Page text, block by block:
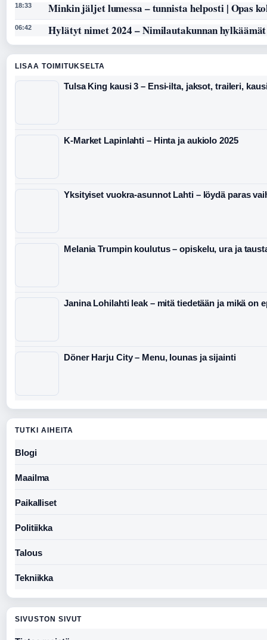
18:33 Minkin jäljet lumessa – tunnista helposti | Opas
06:42 Hylätyt nimet 2024 – Nimilautakunnan
LISAA TOIMITUKSELTA
Tulsa King kausi 3 – Ensi-ilta, jaksot, traileri,
K-Market Lapinlahti – Hinta ja aukiolo 2025
Yksityiset vuokra-asunnot Lahti – löydä paras
Melania Trumpin koulutus – opiskelu, ura ja
Janina Lohilahti leak – mitä tiedetään ja mikä on
Döner Harju City – Menu, lounas ja sijainti
TUTKI AIHEITA
Blogi
Maailma
Paikalliset
Politiikka
Talous
Tekniikka
SIVUSTON SIVUT